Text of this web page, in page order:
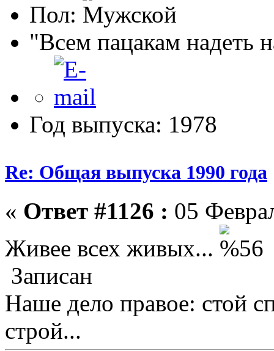
Пол:
"Всем пацакам надеть
Год выпуска: 1978
Re: Общая выпуска 1990 года
« Ответ #1126 : 05
Живее всех живых...
Записан
Наше дело правое: стой
строй...